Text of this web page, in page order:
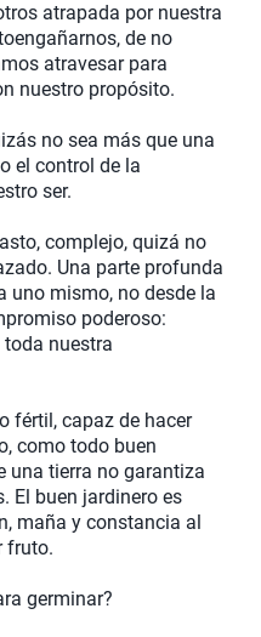
atrapada por nuestra
de no
atravesar para
nuestro propósito.
no sea más que una
el control de la
ser.
complejo, quizá no
Una parte profunda
uno mismo, no desde la
poderoso:
nuestra
fértil, capaz de hacer
como todo buen
una tierra no garantiza
El buen jardinero es
maña y constancia al
fruto.
germinar?